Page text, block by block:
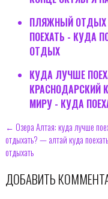
ПЛЯЖНЫЙ ОТДЫХ
ПОЕХАТЬ - КУДА
ОТДЫХ
КУДА ЛУЧШЕ
КРАСНОДАРСКИЙ
МИРУ - КУДА
← Озера Алтая: куда лучше
отдыхать? — алтай куда поехать
отдыхать
ДОБАВИТЬ